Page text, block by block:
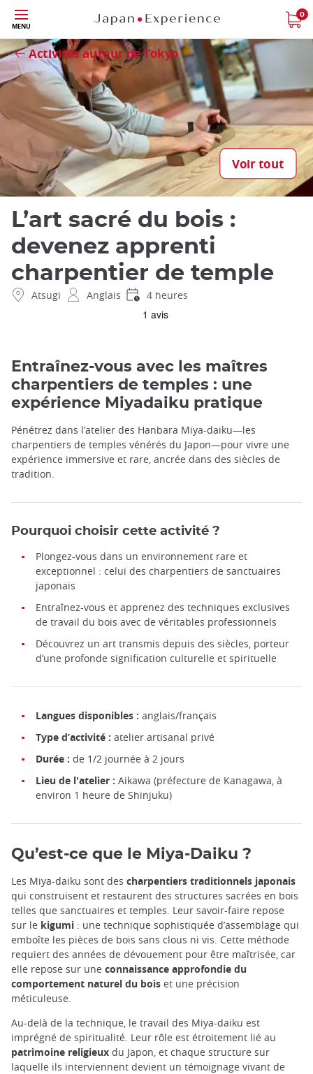
Skip
to
main
content
MENU
0
Activités autour de Tokyo
Voir tout
Fermer
L’art sacré du bois :
devenez apprenti
charpentier de temple
Atsugi Anglais 4 heures
Entraînez-vous avec les maîtres
charpentiers de temples : une
expérience Miyadaiku pratique
Pénétrez dans l’atelier des Hanbara Miya-daiku—les
charpentiers de temples vénérés du Japon—pour vivre une
expérience immersive et rare, ancrée dans des siècles de
tradition.
Pourquoi choisir cette activité ?
Plongez-vous dans un environnement rare et
exceptionnel : celui des charpentiers de sanctuaires
japonais
Entraînez-vous et apprenez des techniques exclusives
de travail du bois avec de véritables professionnels
Découvrez un art transmis depuis des siècles, porteur
d’une profonde signification culturelle et spirituelle
Langues disponibles : anglais/français
Type d’activité : atelier artisanal privé
Durée : de 1/2 journée à 2 jours
Lieu de l'atelier : Aikawa (préfecture de Kanagawa, à
environ 1 heure de Shinjuku)
Qu’est-ce que le Miya-Daiku ?
Les Miya-daiku sont des charpentiers traditionnels japonais
qui construisent et restaurent des structures sacrées en bois
telles que sanctuaires et temples. Leur savoir-faire repose
sur le kigumi : une technique sophistiquée d’assemblage qui
emboîte les pièces de bois sans clous ni vis. Cette méthode
requiert des années de dévouement pour être maîtrisée, car
elle repose sur une connaissance approfondie du
comportement naturel du bois et une précision
méticuleuse.
Au-delà de la technique, le travail des Miya-daiku est
imprégné de spiritualité. Leur rôle est étroitement lié au
patrimoine religieux du Japon, et chaque structure sur
laquelle ils interviennent devient un témoignage vivant de